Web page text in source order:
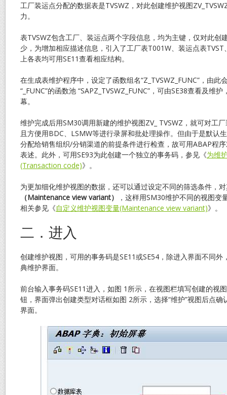
工厂装运点分配的数据表是TVSWZ，对此创建维护视图
力。
表TVSWZ包含工厂、装运点两个字段信息，均为主键，仅对此创
少，为增加相应描述信息，引入了工厂表T001W、装运点表
上各表均可用SE11查看相应结构。
在生成表维护程序中，设定了函数组名“Z_TVSWZ_FUNC”，由此
“_FUNC”的函数池 “SAPZ_TVSWZ_FUNC”，可由SE38查看及维
幕。
维护完成后用SM30调用新建的维护视图ZV_ TVSWZ，就可对工
且方便用BDC、LSMW等进行录屏和批处理操作。但由于是默认
分配给销售组织/分销渠道的前提条件进行检查，故可用ABAP程
表述。此外，可用SE93为此创建一个独立的事务码，参见《为维
(Transaction code)》。
为更加细化维护视图的数据，还可以通过设定不同的筛选条件，
（Maintenance view variant）
，这样用SM30维护不同的视图变
相关参见《自定义维护视图变量(Maintenance view variant)》。
二．进入
创建维护视图，可用的事务码是SE11或SE54，除进入界面不同
典维护界面。
前台输入事务码SE11进入，如图 1所示，在视图栏填写创建的视
钮，界面弹出创建类型对话框如图 2所示，选择“维护”视图后点
界面。